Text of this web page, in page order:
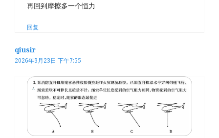
再回到摩擦多一个恒力
回复
qiusir
2026年3月23日 下午7:55